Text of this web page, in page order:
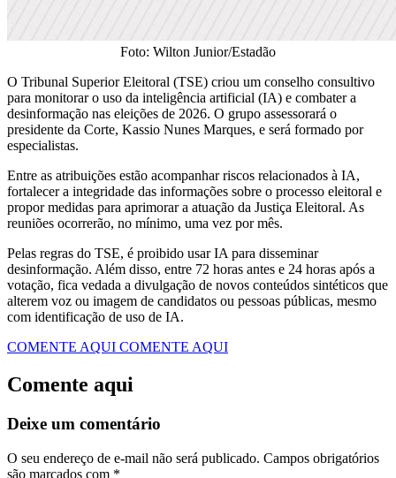
Foto: Wilton Junior/Estadão
O Tribunal Superior Eleitoral (TSE) criou um conselho consultivo
para monitorar o uso da inteligência artificial (IA) e combater a
desinformação nas eleições de 2026. O grupo assessorará o
presidente da Corte, Kassio Nunes Marques, e será formado por
especialistas.
Entre as atribuições estão acompanhar riscos relacionados à IA,
fortalecer a integridade das informações sobre o processo eleitoral e
propor medidas para aprimorar a atuação da Justiça Eleitoral. As
reuniões ocorrerão, no mínimo, uma vez por mês.
Pelas regras do TSE, é proibido usar IA para disseminar
desinformação. Além disso, entre 72 horas antes e 24 horas após a
votação, fica vedada a divulgação de novos conteúdos sintéticos que
alterem voz ou imagem de candidatos ou pessoas públicas, mesmo
com identificação de uso de IA.
COMENTE AQUI COMENTE AQUI
Comente aqui
Deixe um comentário
O seu endereço de e-mail não será publicado. Campos obrigatórios
são marcados com *